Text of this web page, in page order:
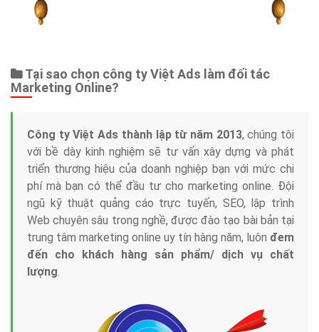
Tại sao chọn công ty Việt Ads làm đối tác
Marketing Online?
Công ty Việt Ads thành lập từ năm 2013, chúng tôi
với bề dày kinh nghiệm sẽ tư vấn xây dựng và phát
triển thương hiệu của doanh nghiệp bạn với mức chi
phí mà bạn có thể đầu tư cho marketing online. Đội
ngũ kỹ thuật quảng cáo trực tuyến, SEO, lập trình
Web chuyên sâu trong nghề, được đào tạo bài bản tại
trung tâm marketing online uy tín hàng năm, luôn đem
đến cho khách hàng sản phẩm/ dịch vụ chất
lượng.